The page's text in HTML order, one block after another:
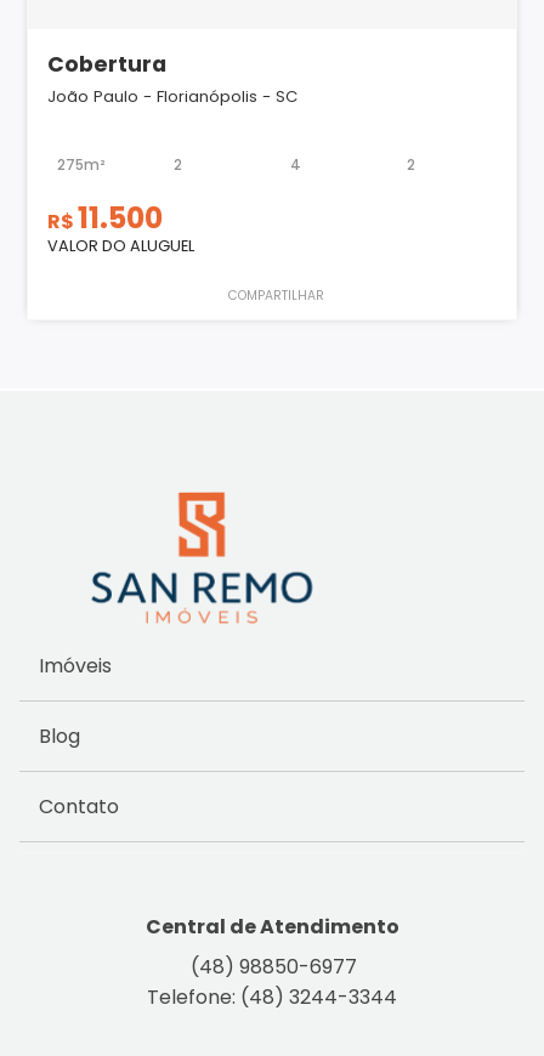
Cobertura
João Paulo - Florianópolis - SC
275m² 2 4 2
R$11.500
VALOR DO ALUGUEL
COMPARTILHAR
Imóveis
Blog
Contato
Central de Atendimento
(48) 98850-6977
Telefone: (48) 3244-3344